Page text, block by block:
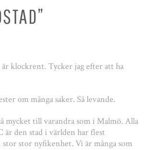
klockrent. Tycker jag efter att ha
om många saker. Så levande.
mycket till varandra som i Malmö. Alla
är den stad i världen har flest
stor nyfikenhet. Vi är många som